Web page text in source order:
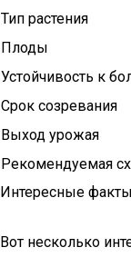
Тип растения
Плоды
Устойчивость к
Срок созревания
Выход урожая
Рекомендуемая
Интересные факты
Вот несколько